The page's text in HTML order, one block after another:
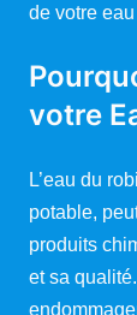
de votre
votre
L’eau du
potable,
produits
et sa